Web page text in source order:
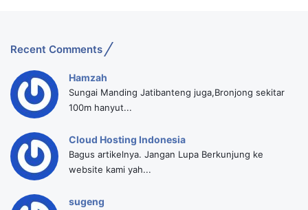
Recent Comments
Hamzah
Sungai Manding Jatibanteng juga,Bronjong sekitar
100m hanyut...
Cloud Hosting Indonesia
Bagus artikelnya. Jangan Lupa Berkunjung ke
website kami yah...
sugeng